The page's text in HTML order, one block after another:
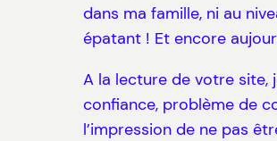
dans ma famille, ni au
épatant ! Et encore
A la lecture de votre site,
confiance, problème de
l’impression de ne pas